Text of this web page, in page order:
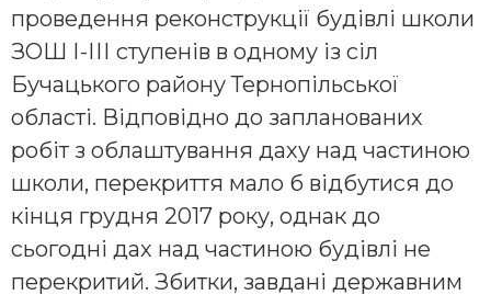
проведення реконструкції будівлі школи
ЗОШ І-ІІІ ступенів в одному із сіл
Бучацького району Тернопільської
області. Відповідно до запланованих
робіт з облаштування даху над частиною
школи, перекриття мало б відбутися до
кінця грудня 2017 року, однак до
сьогодні дах над частиною будівлі не
перекритий. Збитки, завдані державним